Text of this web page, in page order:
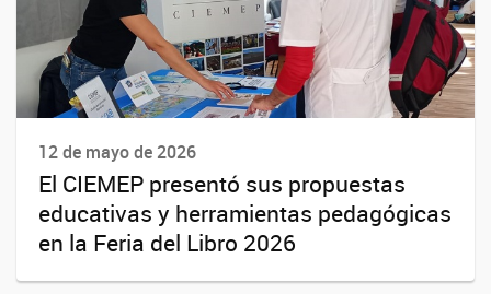
12 de mayo de 2026
El CIEMEP presentó sus propuestas
educativas y herramientas pedagógicas
en la Feria del Libro 2026